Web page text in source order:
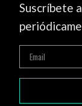
Suscríbete